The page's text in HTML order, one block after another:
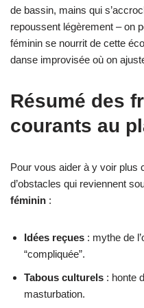
de bassin, mains qui
repoussent légèrement – on
féminin se nourrit de cette
danse improvisée où on
Résumé des
courants au
Pour vous aider à y voir plus
d’obstacles qui reviennent
féminin :
Idées reçues : mythe de
“compliquée”.
Tabous culturels : honte
masturbation.